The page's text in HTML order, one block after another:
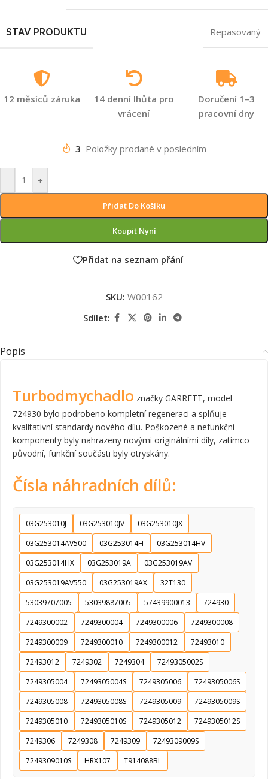
STAV PRODUKTU Repasovaný
12 měsíců záruka
14 denní lhůta pro
vrácení
Doručení 1–3
pracovní dny
3 Položky prodané v posledním
- +
Přidat Do Košíku
Koupit Nyní
Přidat na seznam přání
SKU: W00162
Sdílet:
Popis
Turbodmychadlo značky GARRETT, model
724930 bylo podrobeno kompletní regeneraci a splňuje
kvalitativní standardy nového dílu. Poškozené a nefunkční
komponenty byly nahrazeny novými originálními díly, zatímco
původní, funkční součásti byly otryskány.
Čísla náhradních dílů:
03G253010J 03G253010JV
03G253010JX
03G253014AV500
03G253014H
03G253014HV
03G253014HX
03G253019A
03G253019AV
03G253019AV550
03G253019AX
32T130
53039707005
53039887005 57439900013
724930
7249300002
7249300004 7249300006
7249300008
7249300009
7249300010 7249300012
72493010
72493012
7249302 7249304
7249305002S
7249305004
7249305004S 7249305006
7249305006S
7249305008
7249305008S 7249305009
7249305009S
7249305010
7249305010S 7249305012
7249305012S
7249306
7249308 7249309
7249309009S
7249309010S
HRX107 T914088BL